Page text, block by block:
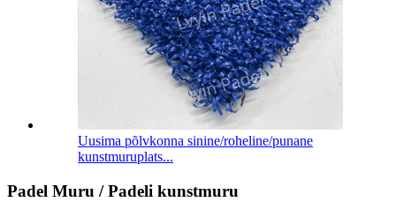
Uusima põlvkonna sinine/roheline/punane
kunstmuruplats...
Padel Muru / Padeli kunstmuru